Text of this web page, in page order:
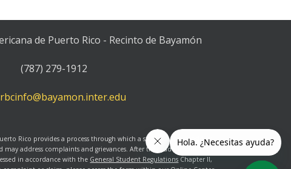
de Puerto Rico - Recinto de Bayamón
(787) 279-1912
Rico provides a process through which a student who considers
address complaints and grievances. After the student submits a
in accordance with the General Student Regulations Chapter II,